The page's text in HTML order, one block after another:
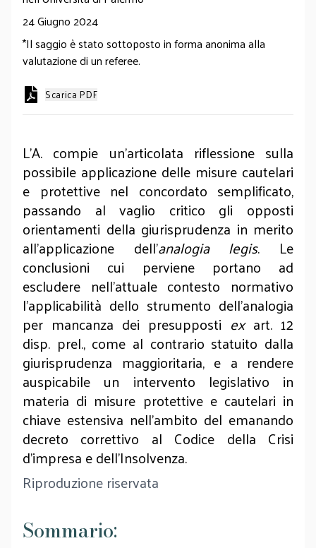
24 Giugno 2024
*Il saggio è stato sottoposto in forma anonima alla
valutazione di un referee.
Scarica PDF
L’A. compie un’articolata riflessione sulla
possibile applicazione delle misure cautelari
e protettive nel concordato semplificato,
passando al vaglio critico gli opposti
orientamenti della giurisprudenza in merito
all’applicazione dell’analogia legis. Le
conclusioni cui perviene portano ad
escludere nell’attuale contesto normativo
l’applicabilità dello strumento dell’analogia
per mancanza dei presupposti exart. 12
disp. prel., come al contrario statuito dalla
giurisprudenza maggioritaria, e a rendere
auspicabile un intervento legislativo in
materia di misure protettive e cautelari in
chiave estensiva nell’ambito del emanando
decreto correttivo al Codice della Crisi
d’impresa e dell’Insolvenza.
Riproduzione riservata
Sommario: